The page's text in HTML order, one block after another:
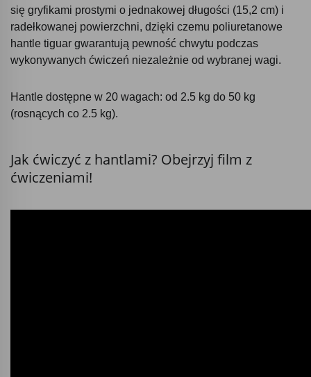
się gryfikami prostymi o jednakowej długości (15,2 cm) i
radełkowanej powierzchni, dzięki czemu poliuretanowe
hantle tiguar gwarantują pewność chwytu podczas
wykonywanych ćwiczeń niezależnie od wybranej wagi.
Hantle dostępne w 20 wagach: od 2.5 kg do 50 kg
(rosnących co 2.5 kg).
Jak ćwiczyć z hantlami? Obejrzyj film z
ćwiczeniami!